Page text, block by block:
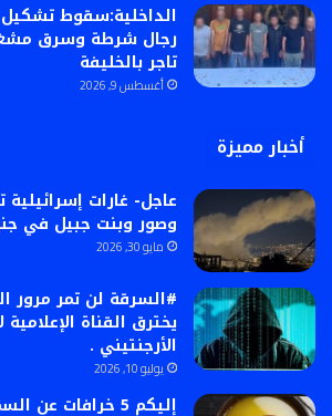
الداخلية:سقوط
رجال شرطة وسرق
تاجر بالخليفة
أغسطس 9, 2026
أخبار مميزة
عاجل- غارات
وصور وبنت جبيل في
مايو 30, 2026
#السرقة لن تمر مرور
يخترق القناة الإعلامية
الأرجنتيني .
يوليو 10, 2026
إليكم 5 خرافات